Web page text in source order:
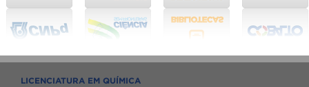
LICENCIATURA EM QUÍMICA